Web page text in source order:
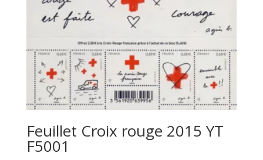
Feuillet Croix rouge 2015 YT
F5001